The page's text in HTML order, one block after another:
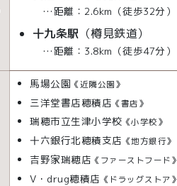
…距離：2.6km（徒歩32分）
十九条駅 （樽見鉄道）
…距離：3.8km（徒歩47分）
馬場公園 《近隣公園》
三洋堂書店穂積店 《書店》
瑞穂市立生津小学校 《小学校》
十六銀行北穂積支店 《地方銀行》
吉野家瑞穂店 《ファーストフード》
V・drug穂積店 《ドラッグストア》